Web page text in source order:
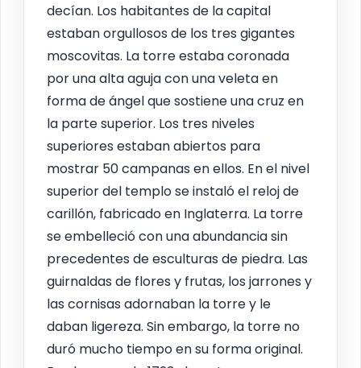
decían. Los habitantes de la capital
estaban orgullosos de los tres gigantes
moscovitas. La torre estaba coronada
por una alta aguja con una veleta en
forma de ángel que sostiene una cruz en
la parte superior. Los tres niveles
superiores estaban abiertos para
mostrar 50 campanas en ellos. En el nivel
superior del templo se instaló el reloj de
carillón, fabricado en Inglaterra. La torre
se embelleció con una abundancia sin
precedentes de esculturas de piedra. Las
guirnaldas de flores y frutas, los jarrones y
las cornisas adornaban la torre y le
daban ligereza. Sin embargo, la torre no
duró mucho tiempo en su forma original.